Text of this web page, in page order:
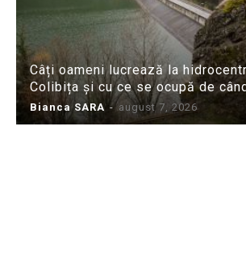
Câți oameni lucrează la
Colibița și cu ce se ocupă de
Bianca SARA - august 7, 2026